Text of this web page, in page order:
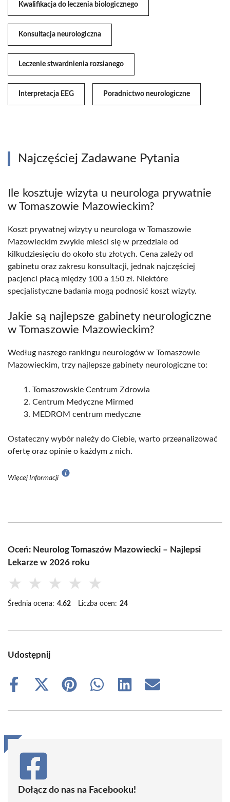
Kwalifikacja do leczenia biologicznego
Konsultacja neurologiczna
Leczenie stwardnienia rozsianego
Interpretacja EEG Poradnictwo neurologiczne
Najczęściej Zadawane Pytania
Ile kosztuje wizyta u neurologa prywatnie
w Tomaszowie Mazowieckim?
Koszt prywatnej wizyty u neurologa w Tomaszowie
Mazowieckim zwykle mieści się w przedziale od
kilkudziesięciu do około stu złotych. Cena zależy od
gabinetu oraz zakresu konsultacji, jednak najczęściej
pacjenci płacą między 100 a 150 zł. Niektóre
specjalistyczne badania mogą podnosić koszt wizyty.
Jakie są najlepsze gabinety neurologiczne
w Tomaszowie Mazowieckim?
Według naszego rankingu neurologów w Tomaszowie
Mazowieckim, trzy najlepsze gabinety neurologiczne to:
Tomaszowskie Centrum Zdrowia
Centrum Medyczne Mirmed
MEDROM centrum medyczne
Ostateczny wybór należy do Ciebie, warto przeanalizować
ofertę oraz opinie o każdym z nich.
Więcej Informacji
Oceń: Neurolog Tomaszów Mazowiecki – Najlepsi
Lekarze w 2026 roku
★ ★ ★ ★ ★
Średnia ocena: 4.62 Liczba ocen: 24
Udostępnij
Share
Share
(Twitter)
Share
Share
Share
Share
Dołącz do nas na Facebooku!